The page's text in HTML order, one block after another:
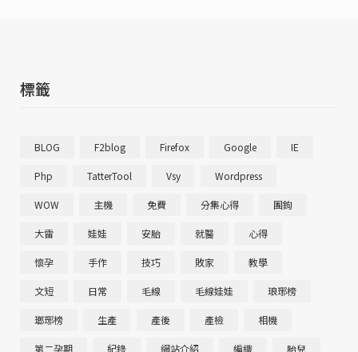
標籤
BLOG F2blog Firefox Google IE
Php TatterTool Vsy Wordpress
WOW 主機 免費 分集心得 團鉤
大雷 娃娃 安胎 就醫 心得
懷孕 手作 技巧 敗家 教學
文短 日常 毛線 毛線娃娃 琅琊榜
瑯琊榜 生產 產後 產檢 相機
第二孕期 紀錄 網站介紹 編織 胎兒